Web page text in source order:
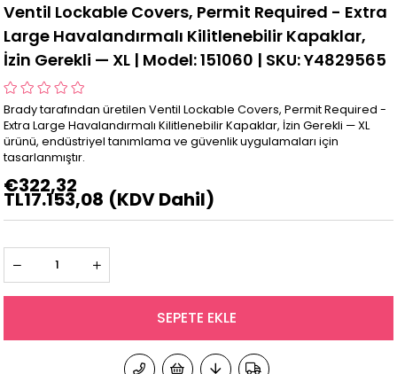
Ventil Lockable Covers, Permit Required - Extra
Large Havalandırmalı Kilitlenebilir Kapaklar,
İzin Gerekli — XL | Model: 151060 | SKU: Y4829565
Brady tarafından üretilen Ventil Lockable Covers, Permit Required -
Extra Large Havalandırmalı Kilitlenebilir Kapaklar, İzin Gerekli — XL
ürünü, endüstriyel tanımlama ve güvenlik uygulamaları için
tasarlanmıştır.
€322,32
TL17.153,08 (KDV Dahil)